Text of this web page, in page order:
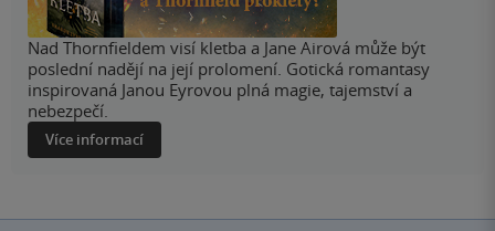
Nad Thornfieldem visí kletba a Jane Airová může být
poslední nadějí na její prolomení. Gotická romantasy
inspirovaná Janou Eyrovou plná magie, tajemství a
nebezpečí.
Více informací